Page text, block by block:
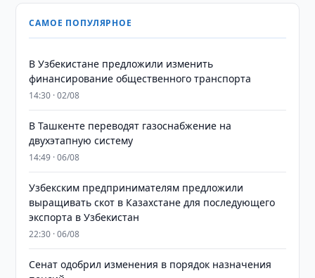
САМОЕ ПОПУЛЯРНОЕ
В Узбекистане предложили изменить
финансирование общественного транспорта
14:30 · 02/08
В Ташкенте переводят газоснабжение на
двухэтапную систему
14:49 · 06/08
Узбекским предпринимателям предложили
выращивать скот в Казахстане для последующего
экспорта в Узбекистан
22:30 · 06/08
Сенат одобрил изменения в порядок назначения